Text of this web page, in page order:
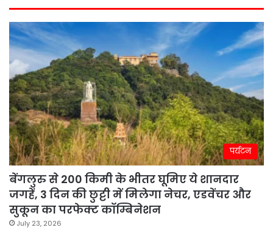
पर्यटन
बेंगलुरु से 200 किमी के भीतर घूमिए ये शानदार
जगहें, 3 दिन की छुट्टी में मिलेगा नेचर, एडवेंचर और
सुकून का परफेक्ट कॉम्बिनेशन
July 23, 2026